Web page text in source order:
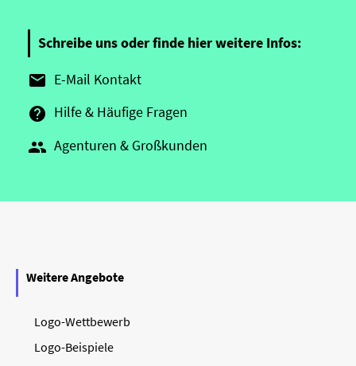
Schreibe uns oder finde hier weitere Infos:
 E-Mail Kontakt
 Hilfe & Häufige Fragen
 Agenturen & Großkunden
Weitere Angebote
Logo-Wettbewerb
Logo-Beispiele